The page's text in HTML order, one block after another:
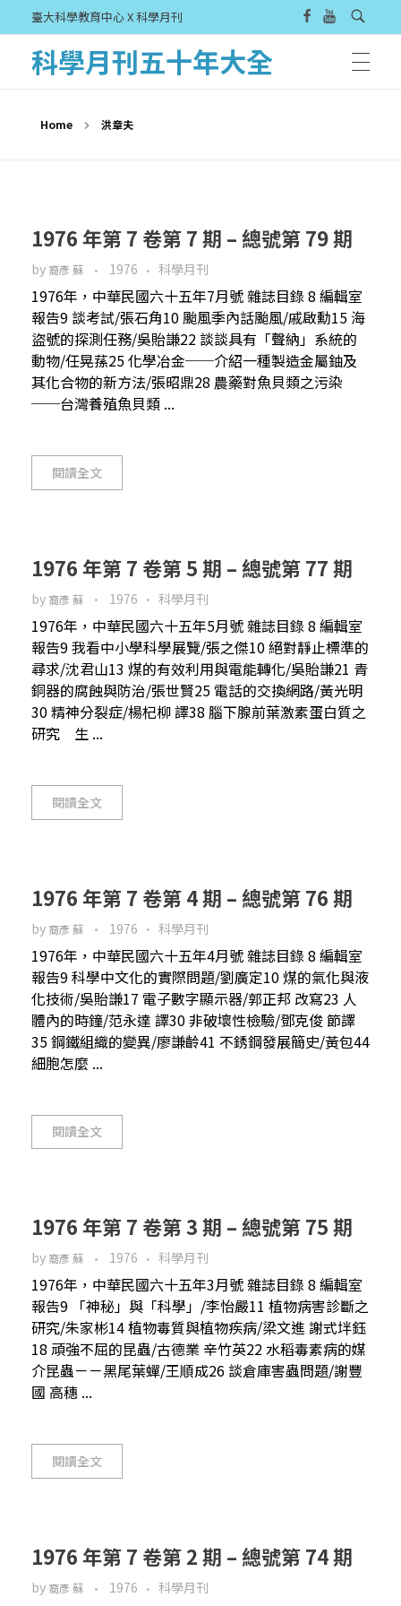
臺大科學教育中心 X 科學月刊
科學月刊五十年大全
Home 洪章夫
1976 年第 7 卷第 7 期 – 總號第 79 期
by 裔彥 蘇 1976 科學月刊
1976年，中華民國六十五年7月號 雜誌目錄 8 編輯室
報告9 談考試/張石角10 颱風季內話颱風/戚啟勳15 海
盜號的探測任務/吳貽謙22 談談具有「聲納」系統的
動物/任晃蓀25 化學冶金──介紹一種製造金屬鈾及
其化合物的新方法/張昭鼎28 農藥對魚貝類之污染
──台灣養殖魚貝類 ...
閱讀全文
1976 年第 7 卷第 5 期 – 總號第 77 期
by 裔彥 蘇 1976 科學月刊
1976年，中華民國六十五年5月號 雜誌目錄 8 編輯室
報告9 我看中小學科學展覽/張之傑10 絕對靜止標準的
尋求/沈君山13 煤的有效利用與電能轉化/吳貽謙21 青
銅器的腐蝕與防治/張世賢25 電話的交換網路/黃光明
30 精神分裂症/楊杞柳 譯38 腦下腺前葉激素蛋白質之
研究 生 ...
閱讀全文
1976 年第 7 卷第 4 期 – 總號第 76 期
by 裔彥 蘇 1976 科學月刊
1976年，中華民國六十五年4月號 雜誌目錄 8 編輯室
報告9 科學中文化的實際問題/劉廣定10 煤的氣化與液
化技術/吳貽謙17 電子數字顯示器/郭正邦 改寫23 人
體內的時鐘/范永達 譯30 非破壞性檢驗/鄧克俊 節譯
35 鋼鐵組織的變異/廖謙齡41 不銹鋼發展簡史/黃包44
細胞怎麼 ...
閱讀全文
1976 年第 7 卷第 3 期 – 總號第 75 期
by 裔彥 蘇 1976 科學月刊
1976年，中華民國六十五年3月號 雜誌目錄 8 編輯室
報告9 「神秘」與「科學」/李怡嚴11 植物病害診斷之
研究/朱家彬14 植物毒質與植物疾病/梁文進 謝式坢鈺
18 頑強不屈的昆蟲/古德業 辛竹英22 水稻毒素病的媒
介昆蟲－－黑尾葉蟬/王順成26 談倉庫害蟲問題/謝豐
國 高穗 ...
閱讀全文
1976 年第 7 卷第 2 期 – 總號第 74 期
by 裔彥 蘇 1976 科學月刊